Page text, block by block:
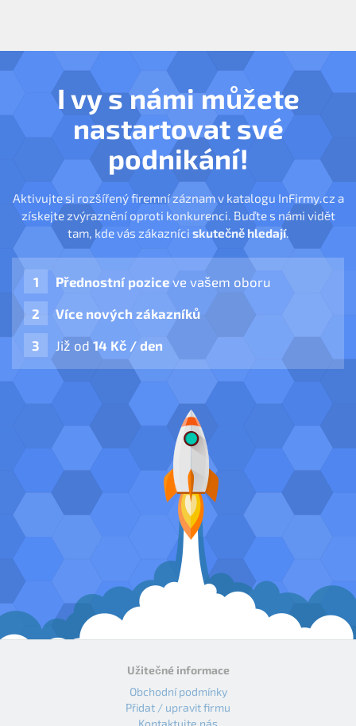
I vy s námi můžete
nastartovat své
podnikání!
Aktivujte si rozšířený firemní záznam v katalogu InFirmy.cz a
získejte zvýraznění oproti konkurenci. Buďte s námi vidět
tam, kde vás zákazníci skutečně hledají.
Přednostní pozice ve vašem oboru
Více nových zákazníků
Již od 14 Kč / den
Užitečné informace
Obchodní podmínky
Přidat / upravit firmu
Kontaktujte nás